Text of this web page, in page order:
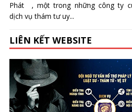
Phát , một trong những công ty
dịch vụ thám tư uy...
LIÊN KẾT WEBSITE